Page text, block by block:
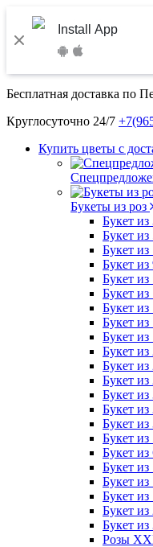
Install App
Бесплатная доставка по
Круглосуточно 24/7
Купить цветы с
Букеты из роз
Букет из
Букет из
Букет из
Букет из
Букет из
Букет из
Букет из
Букет из
Букет из
Букет
Букет из
Букет из
Букет
Букет из
Букет из
Букет
Букет из
Букет из
Букет
Букет
Букет
Букет
Розы